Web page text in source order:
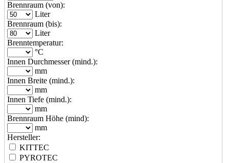
Brennraum (von):
Liter
Brennraum (bis):
Liter
Brenntemperatur:
°C
Innen Durchmesser (mind.):
mm
Innen Breite (mind.):
mm
Innen Tiefe (mind.):
mm
Brennraum Höhe (mind):
mm
Hersteller:
KITTEC
PYROTEC